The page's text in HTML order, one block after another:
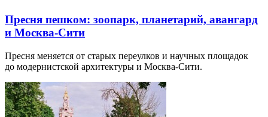
Пресня пешком: зоопарк, планетарий, авангард
и Москва-Сити
Пресня меняется от старых переулков и научных площадок
до модернистской архитектуры и Москва-Сити.